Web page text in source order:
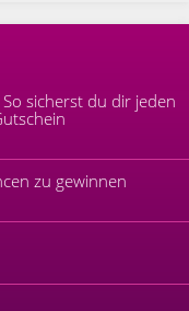
sicherst du dir jeden
zu gewinnen